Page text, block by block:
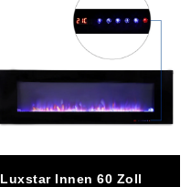
Luxstar Innen 60 Zoll